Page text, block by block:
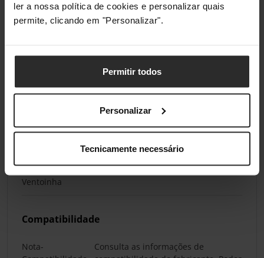
ler a nossa política de cookies e personalizar quais
permite, clicando em "Personalizar".
Permitir todos
Personalizar
Tecnicamente necessário
Tensão Inicial 7 V
Ruído
de uma única
Portas Internas
Conectores da
Ventoinha
4 pinos (PWM)
Compatibilidade
Nota-
Consulta as informações de